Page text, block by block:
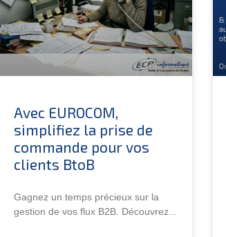
Avec EUROCOM,
simplifiez la prise de
commande pour vos
clients BtoB
Gagnez un temps précieux sur la
gestion de vos flux B2B. Découvrez